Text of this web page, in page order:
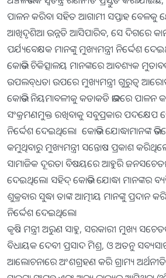
ପାଳନ କରିବା ସହିତ ଆଗାମୀ ସପ୍ତାହ ବେଳକୁ
ଆଖିଦୃଶିଆ ଉନ୍ନତି ଆସିପାରିବ, ସେ ଦିଗରେ କାମ
ପର୍ଯ୍ୟବେକ୍ଷକ ମାନଙ୍କୁ ମୁଖ୍ୟମନ୍ତ୍ରୀ ନିର୍ଦ୍ଦେଶ
କୋଭିଡ ଚିକିତ୍ସାଳୟ ମାନଙ୍କରେ ଆବଶ୍ୟକ
ଉପଲବ୍‌ଧତା ଉପରେ ମୁଖ୍ୟମନ୍ତ୍ରୀ ଗୁରୁତ୍ବ
କୋଭିଡ ନିୟମାବଳୀକୁ କଡାକଡି ଭାବରେ
ସଂକ୍ରମଣମୁକ୍ତ ରଖିବାକୁ ସବୁପ୍ରକାର ପଦକ୍ଷେପ
ନିର୍ଦ୍ଦେଶ ଦେଇଥିଲେ। କୋଭିଡ ଯୋଦ୍ଧାମାନଙ୍କ
କମୁଥିବାରୁ ମୁଖ୍ୟମନ୍ତ୍ରୀ ସନ୍ତୋଷ ପ୍ରକାଶ
ସାମାଜିକ ଦୂରତା ବିଷୟରେ ଆହୁରି
ଦେଇଥିଲେ। ସହିଦ୍‌ କୋଭିଡ ଯୋଦ୍ଧା ମାନଙ୍କର
ଶୁକ୍ରବାର ସୁଦ୍ଧା ତାଙ୍କ ଆତ୍ମୀୟ ମାନଙ୍କୁ ପ୍ରଦାନ
ନିର୍ଦ୍ଦେଶ ଦେଇଥିଲେ।
କୃଷି ମନ୍ତ୍ରୀ ଅରୁଣ ସାହୁ, ସରକାରୀ ମୁଖ୍ୟ
ବିଧାୟକ ଦେବୀ ପ୍ରସାଦ ମିଶ୍ର, ଓ ଅତନୁ
ଆଲୋଚନାରେ ଅଂଶଗ୍ରହଣ କରି ଗ୍ରାମ୍ୟ